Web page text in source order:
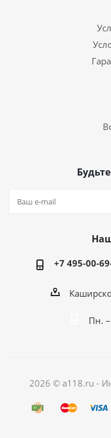
+7 495-00-
Пн.
2026 © a118.ru -